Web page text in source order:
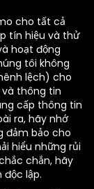
cho tất cả
tín hiệu và thử
hoạt động
tôi không
lệch) cho
và thông tin
cấp thông tin
ra, hãy nhớ
đảm bảo cho
hiểu những rủi
chắn, hãy
lập.